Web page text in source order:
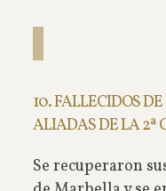
10. FALLECIDOS
ALIADAS DE LA 2ª
Se recuperaron